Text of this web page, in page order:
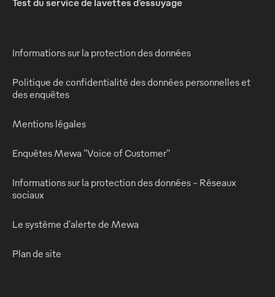
Informations sur la protection des données
Politique de confidentialité des données personnelles et
des enquêtes
Mentions légales
Enquêtes Mewa "Voice of Customer"
Informations sur la protection des données - Réseaux
sociaux
Le système d'alerte de Mewa
Plan de site